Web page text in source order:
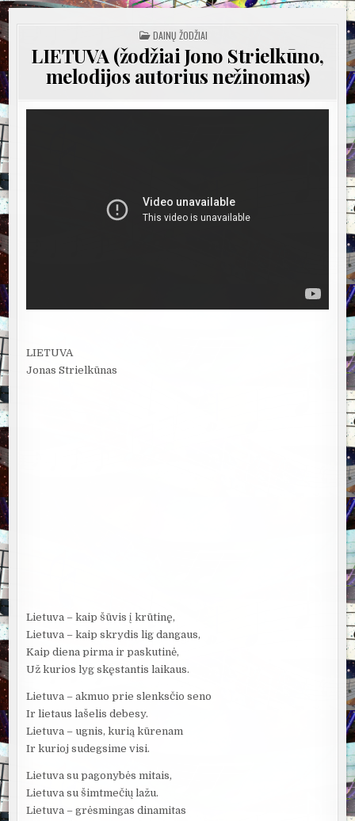
POSTED
IN
DAINŲ ŽODŽIAI
LIETUVA (žodžiai Jono Strielkūno,
melodijos autorius nežinomas)
LIETUVA
Jonas Strielkūnas
Lietuva – kaip šūvis į krūtinę,
Lietuva – kaip skrydis lig dangaus,
Kaip diena pirma ir paskutinė,
Už kurios lyg skęstantis laikaus.
Lietuva – akmuo prie slenksčio seno
Ir lietaus lašelis debesy.
Lietuva – ugnis, kurią kūrenam
Ir kurioj sudegsime visi.
Lietuva su pagonybės mitais,
Lietuva su šimtmečių lažu.
Lietuva – grėsmingas dinamitas